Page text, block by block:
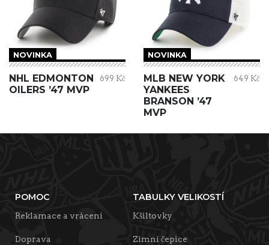
NOVINKA
NHL EDMONTON
OILERS ’47 MVP
699 Kč
NOVINKA
MLB NEW YORK
YANKEES
BRANSON ’47
MVP
649 Kč
POMOC
Reklamace a vrácení
Doprava
TABULKY VELIKOSTÍ
Kšiltovky
Zimní čepice